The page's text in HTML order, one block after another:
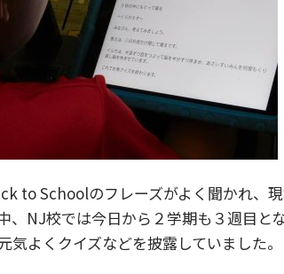
to Schoolのフレーズがよく聞かれ、
、NJ校では今日から２学期も３週目と
気よくクイズなどを披露していました。